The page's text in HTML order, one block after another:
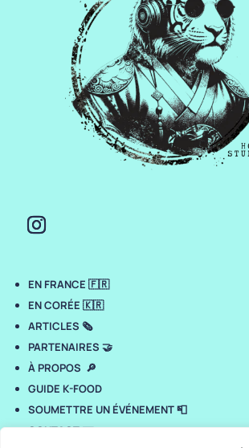
EN FRANCE 🇫🇷
EN CORÉE 🇰🇷
ARTICLES 🗞️
PARTENAIRES 🤝
À PROPOS 🔎
GUIDE K-FOOD
SOUMETTRE UN ÉVÉNEMENT 📮
CONTACT ✉️